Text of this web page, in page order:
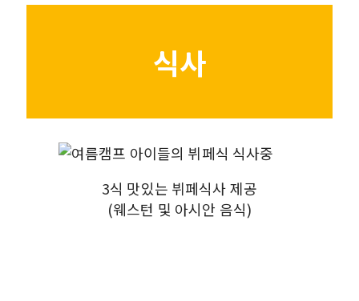
식사
3식 맛있는 뷔페식사 제공
(웨스턴 및 아시안 음식)